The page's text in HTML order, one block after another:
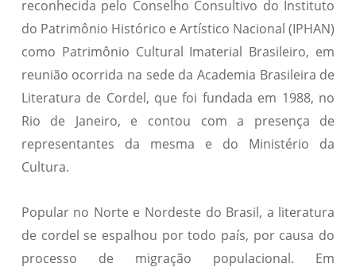
reconhecida pelo Conselho Consultivo do Instituto
do Patrimônio Histórico e Artístico Nacional (IPHAN)
como Patrimônio Cultural Imaterial Brasileiro, em
reunião ocorrida na sede da Academia Brasileira de
Literatura de Cordel, que foi fundada em 1988, no
Rio de Janeiro, e contou com a presença de
representantes da mesma e do Ministério da
Cultura.
Popular no Norte e Nordeste do Brasil, a literatura
de cordel se espalhou por todo país, por causa do
processo de migração populacional. Em